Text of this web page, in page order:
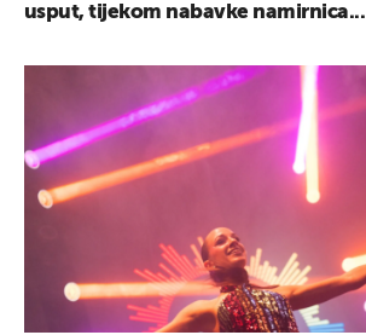
usput, tijekom nabavke namirnica...